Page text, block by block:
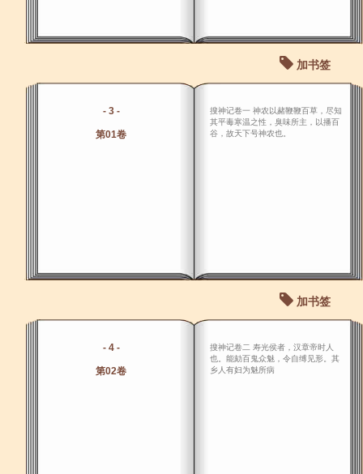
加书签
- 3 -
第01卷
搜神记卷一 神农以赭鞭鞭百草，尽知
其平毒寒温之性，臭味所主，以播百
谷，故天下号神农也。
加书签
- 4 -
第02卷
搜神记卷二 寿光侯者，汉章帝时人
也。能劾百鬼众魅，令自缚见形。其
乡人有妇为魅所病